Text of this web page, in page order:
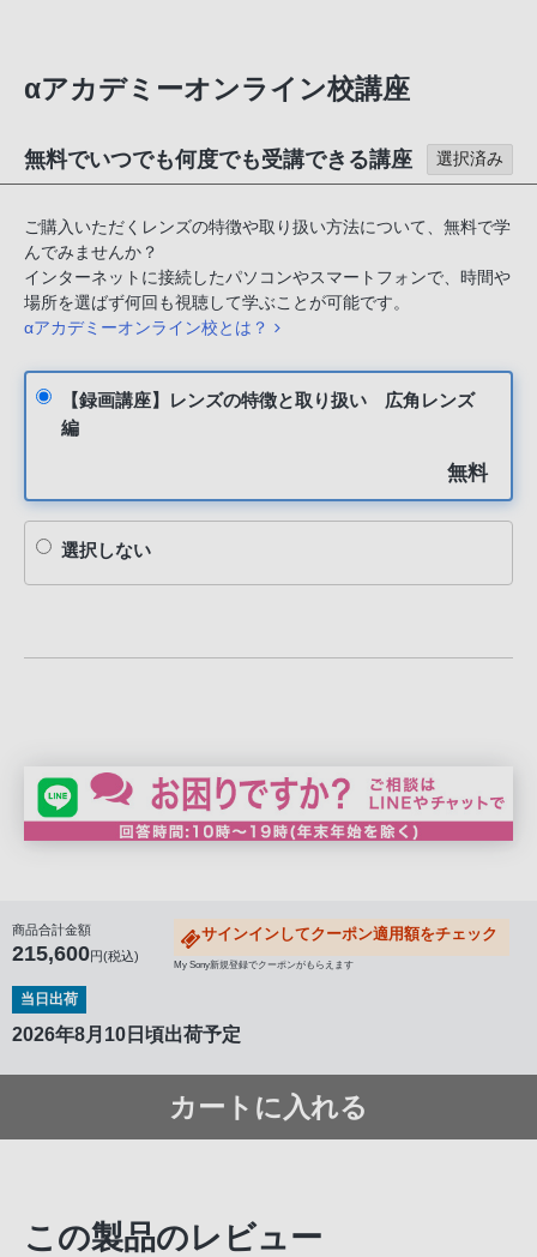
αアカデミーオンライン校講座
無料でいつでも何度でも受講できる講座 選択済み
ご購入いただくレンズの特徴や取り扱い方法について、無料で学
んでみませんか？
インターネットに接続したパソコンやスマートフォンで、時間や
場所を選ばず何回も視聴して学ぶことが可能です。
αアカデミーオンライン校とは？
【録画講座】レンズの特徴と取り扱い 広角レンズ
編
無料
選択しない
商品合計金額
215,600円(税込)
サインインしてクーポン適用額をチェック
My Sony新規登録でクーポンがもらえます
当日出荷
2026年8月10日頃出荷予定
カートに入れる
この製品のレビュー